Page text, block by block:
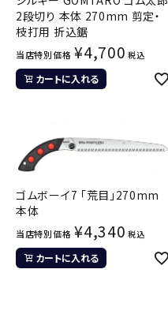
2段切り 本体 270mm 剪定・
枝打用 折込鋸
当店特別価格 ¥4,700 税込
カートに入れる
ゴムボーイ7 「荒目」270mm
本体
当店特別価格 ¥4,340 税込
カートに入れる